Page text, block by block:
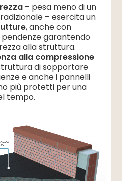
– pesa meno di un
– esercita un
, anche con
garantendo
alla struttura.
alla compressione
di sopportare
e anche i pannelli
più protetti per una
tempo.